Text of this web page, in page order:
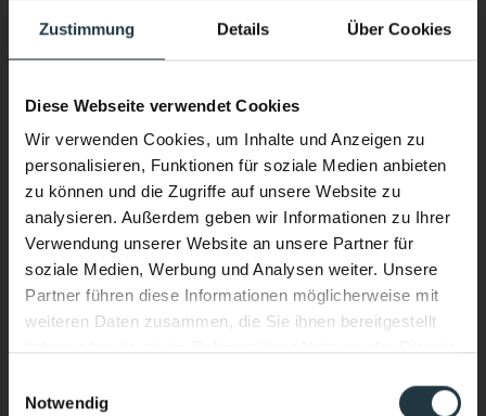
Zustimmung Details Über Cookies
Diese Webseite verwendet Cookies
Wir verwenden Cookies, um Inhalte und Anzeigen zu
personalisieren, Funktionen für soziale Medien anbieten
zu können und die Zugriffe auf unsere Website zu
analysieren. Außerdem geben wir Informationen zu Ihrer
Verwendung unserer Website an unsere Partner für
soziale Medien, Werbung und Analysen weiter. Unsere
Partner führen diese Informationen möglicherweise mit
weiteren Daten zusammen, die Sie ihnen bereitgestellt
Notwendig
Zu den Details Direkt buchen